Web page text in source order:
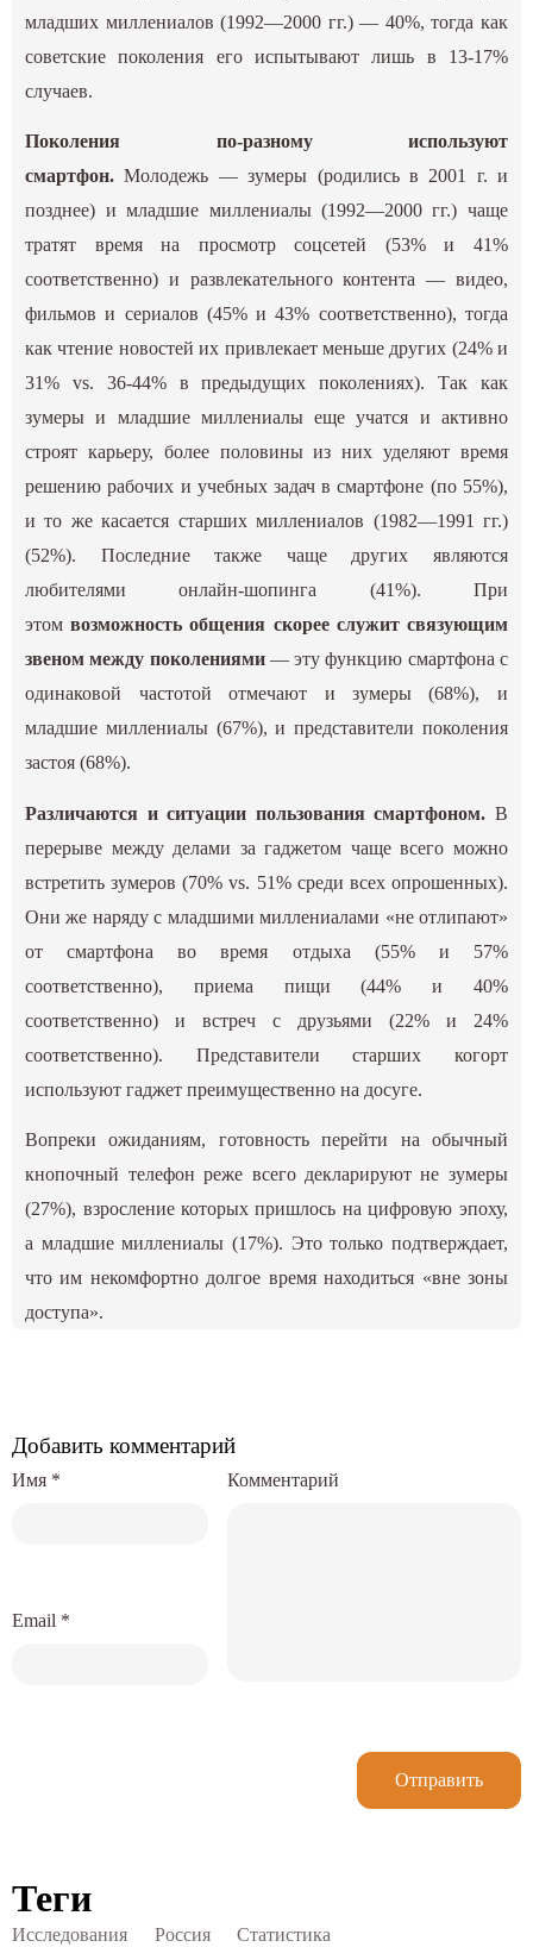
младших миллениалов (1992—2000 гг.) — 40%, тогда как
советские поколения его испытывают лишь в 13-17%
случаев.
Поколения по-разному используют
смартфон. Молодежь — зумеры (родились в 2001 г. и
позднее) и младшие миллениалы (1992—2000 гг.) чаще
тратят время на просмотр соцсетей (53% и 41%
соответственно) и развлекательного контента — видео,
фильмов и сериалов (45% и 43% соответственно), тогда
как чтение новостей их привлекает меньше других (24% и
31% vs. 36-44% в предыдущих поколениях). Так как
зумеры и младшие миллениалы еще учатся и активно
строят карьеру, более половины из них уделяют время
решению рабочих и учебных задач в смартфоне (по 55%),
и то же касается старших миллениалов (1982—1991 гг.)
(52%). Последние также чаще других являются
любителями онлайн-шопинга (41%). При
этомвозможность общения скорее служит связующим
звеном между поколениями— эту функцию смартфона с
одинаковой частотой отмечают и зумеры (68%), и
младшие миллениалы (67%), и представители поколения
застоя (68%).
Различаются и ситуации пользования смартфоном. В
перерыве между делами за гаджетом чаще всего можно
встретить зумеров (70% vs. 51% среди всех опрошенных).
Они же наряду с младшими миллениалами «не отлипают»
от смартфона во время отдыха (55% и 57%
соответственно), приема пищи (44% и 40%
соответственно) и встреч с друзьями (22% и 24%
соответственно). Представители старших когорт
используют гаджет преимущественно на досуге.
Вопреки ожиданиям, готовность перейти на обычный
кнопочный телефон реже всего декларируют не зумеры
(27%), взросление которых пришлось на цифровую эпоху,
а младшие миллениалы (17%). Это только подтверждает,
что им некомфортно долгое время находиться «вне зоны
доступа».
Добавить комментарий
Комментарий
Имя *
Email *
Отправить
Теги
Исследования Россия Статистика